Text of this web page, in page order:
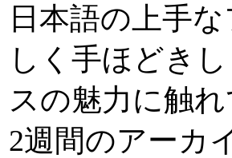
日本語の上手
しく手ほどき
スの魅力に触
2週間のアーカ